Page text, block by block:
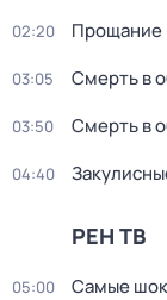
02:20 Прощание
03:05 Смерть в
03:50 Смерть в
04:40
РЕН ТВ
05:00 Самые